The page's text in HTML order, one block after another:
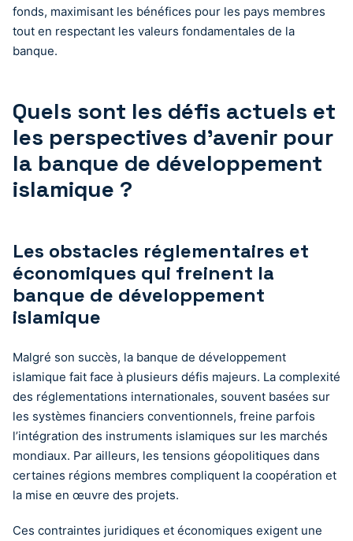
fonds, maximisant les bénéfices pour les pays membres
tout en respectant les valeurs fondamentales de la
banque.
Quels sont les défis actuels et
les perspectives d’avenir pour
la banque de développement
islamique ?
Les obstacles réglementaires et
économiques qui freinent la
banque de développement
islamique
Malgré son succès, la banque de développement
islamique fait face à plusieurs défis majeurs. La complexité
des réglementations internationales, souvent basées sur
les systèmes financiers conventionnels, freine parfois
l’intégration des instruments islamiques sur les marchés
mondiaux. Par ailleurs, les tensions géopolitiques dans
certaines régions membres compliquent la coopération et
la mise en œuvre des projets.
Ces contraintes juridiques et économiques exigent une